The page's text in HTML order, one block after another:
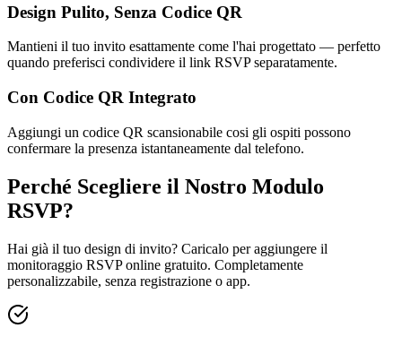
Design Pulito, Senza Codice QR
Mantieni il tuo invito esattamente come l'hai progettato — perfetto
quando preferisci condividere il link RSVP separatamente.
Con Codice QR Integrato
Aggiungi un codice QR scansionabile cosi gli ospiti possono
confermare la presenza istantaneamente dal telefono.
Perché Scegliere il Nostro Modulo
RSVP?
Hai già il tuo design di invito? Caricalo per aggiungere il
monitoraggio RSVP online gratuito. Completamente
personalizzabile, senza registrazione o app.